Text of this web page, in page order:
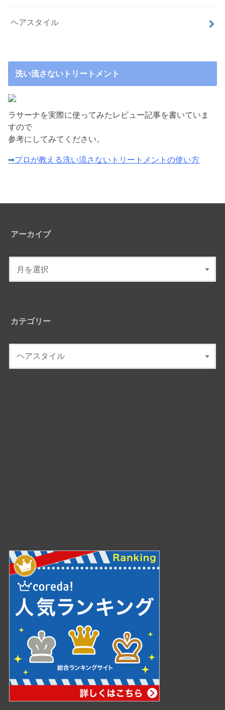
ヘアスタイル
洗い流さないトリートメント
ラサーナを実際に使ってみたレビュー記事を書いていま
すので
参考にしてみてください。
➡プロが教える洗い流さないトリートメントの使い方
アーカイブ
カテゴリー